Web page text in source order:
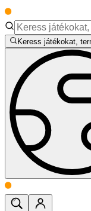
Keress játékokat,